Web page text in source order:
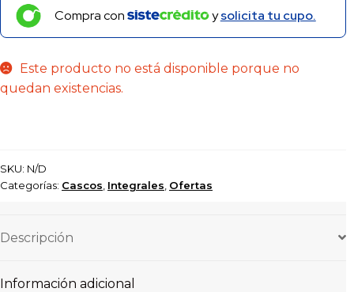
Compra con ysolicita tu cupo.
Este producto no está disponible porque no
quedan existencias.
SKU: N/D
Categorías: Cascos Integrales Ofertas
Descripción
Información adicional